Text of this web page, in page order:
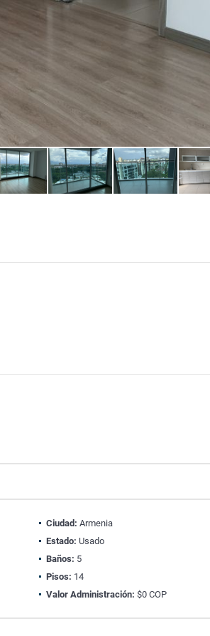
Ciudad: Armenia
Estado: Usado
Baños: 5
Pisos: 14
Valor Administración: $0 COP